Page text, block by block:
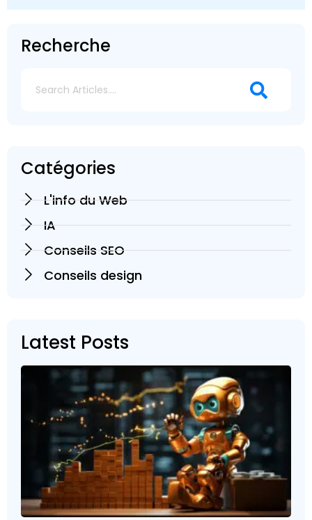
Recherche
Catégories
L'info du Web
IA
Conseils SEO
Conseils design
Latest Posts